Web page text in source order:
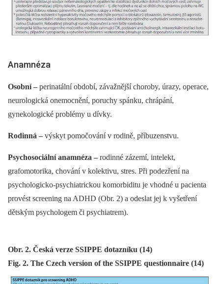
Anamnéza
Osobní –⁠ perinatální období, závažnější choroby, úrazy, operace,
neurologická onemocnění, poruchy spánku, chrápání,
gynekologické problémy u dívky.
Rodinná –⁠ výskyt pomočování v rodině, příbuzenstvu.
Psychosociální anamnéza – rodinné zázemí, intelekt,
grafomotorika, chování v kolektivu, stres. Při podezření na
psychologicko‑psychiatrickou komorbiditu je vhodné u pacienta
provést screening na ADHD (Obr. 2) a odeslat jej k vyšetření
dětským psychologem či psychiatrem).
Obr. 2. Česká verze SSIPPE dotazníku (14)
Fig. 2. The Czech version of the SSIPPE questionnaire (14)